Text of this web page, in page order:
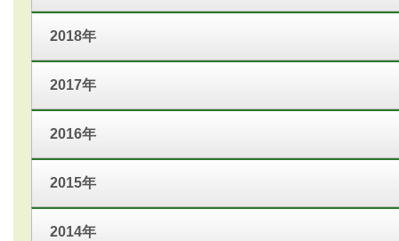
2018年
2017年
2016年
2015年
2014年